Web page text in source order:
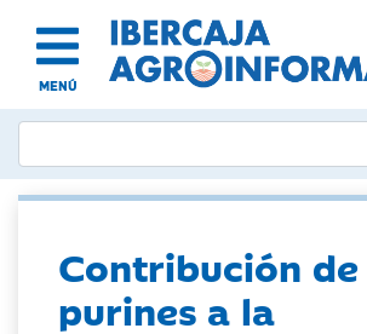
MENÚ
Contribución
purines a la